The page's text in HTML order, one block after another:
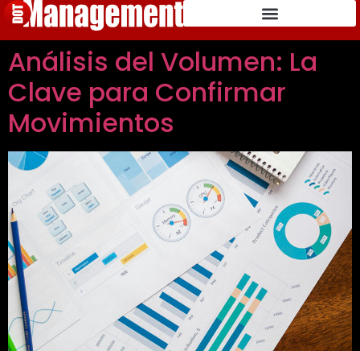
Análisis del Volumen: La
Clave para Confirmar
Movimientos